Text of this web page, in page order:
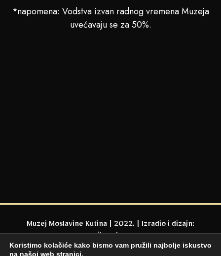
*napomena: Vodstva izvan radnog vremena Muzeja
uvećavaju se za 50%.
Muzej Moslavine Kutina | 2022. | Izradio i dizajn:
Koristimo kolačiće kako bismo vam pružili najbolje iskustvo
na našoj web stranici.